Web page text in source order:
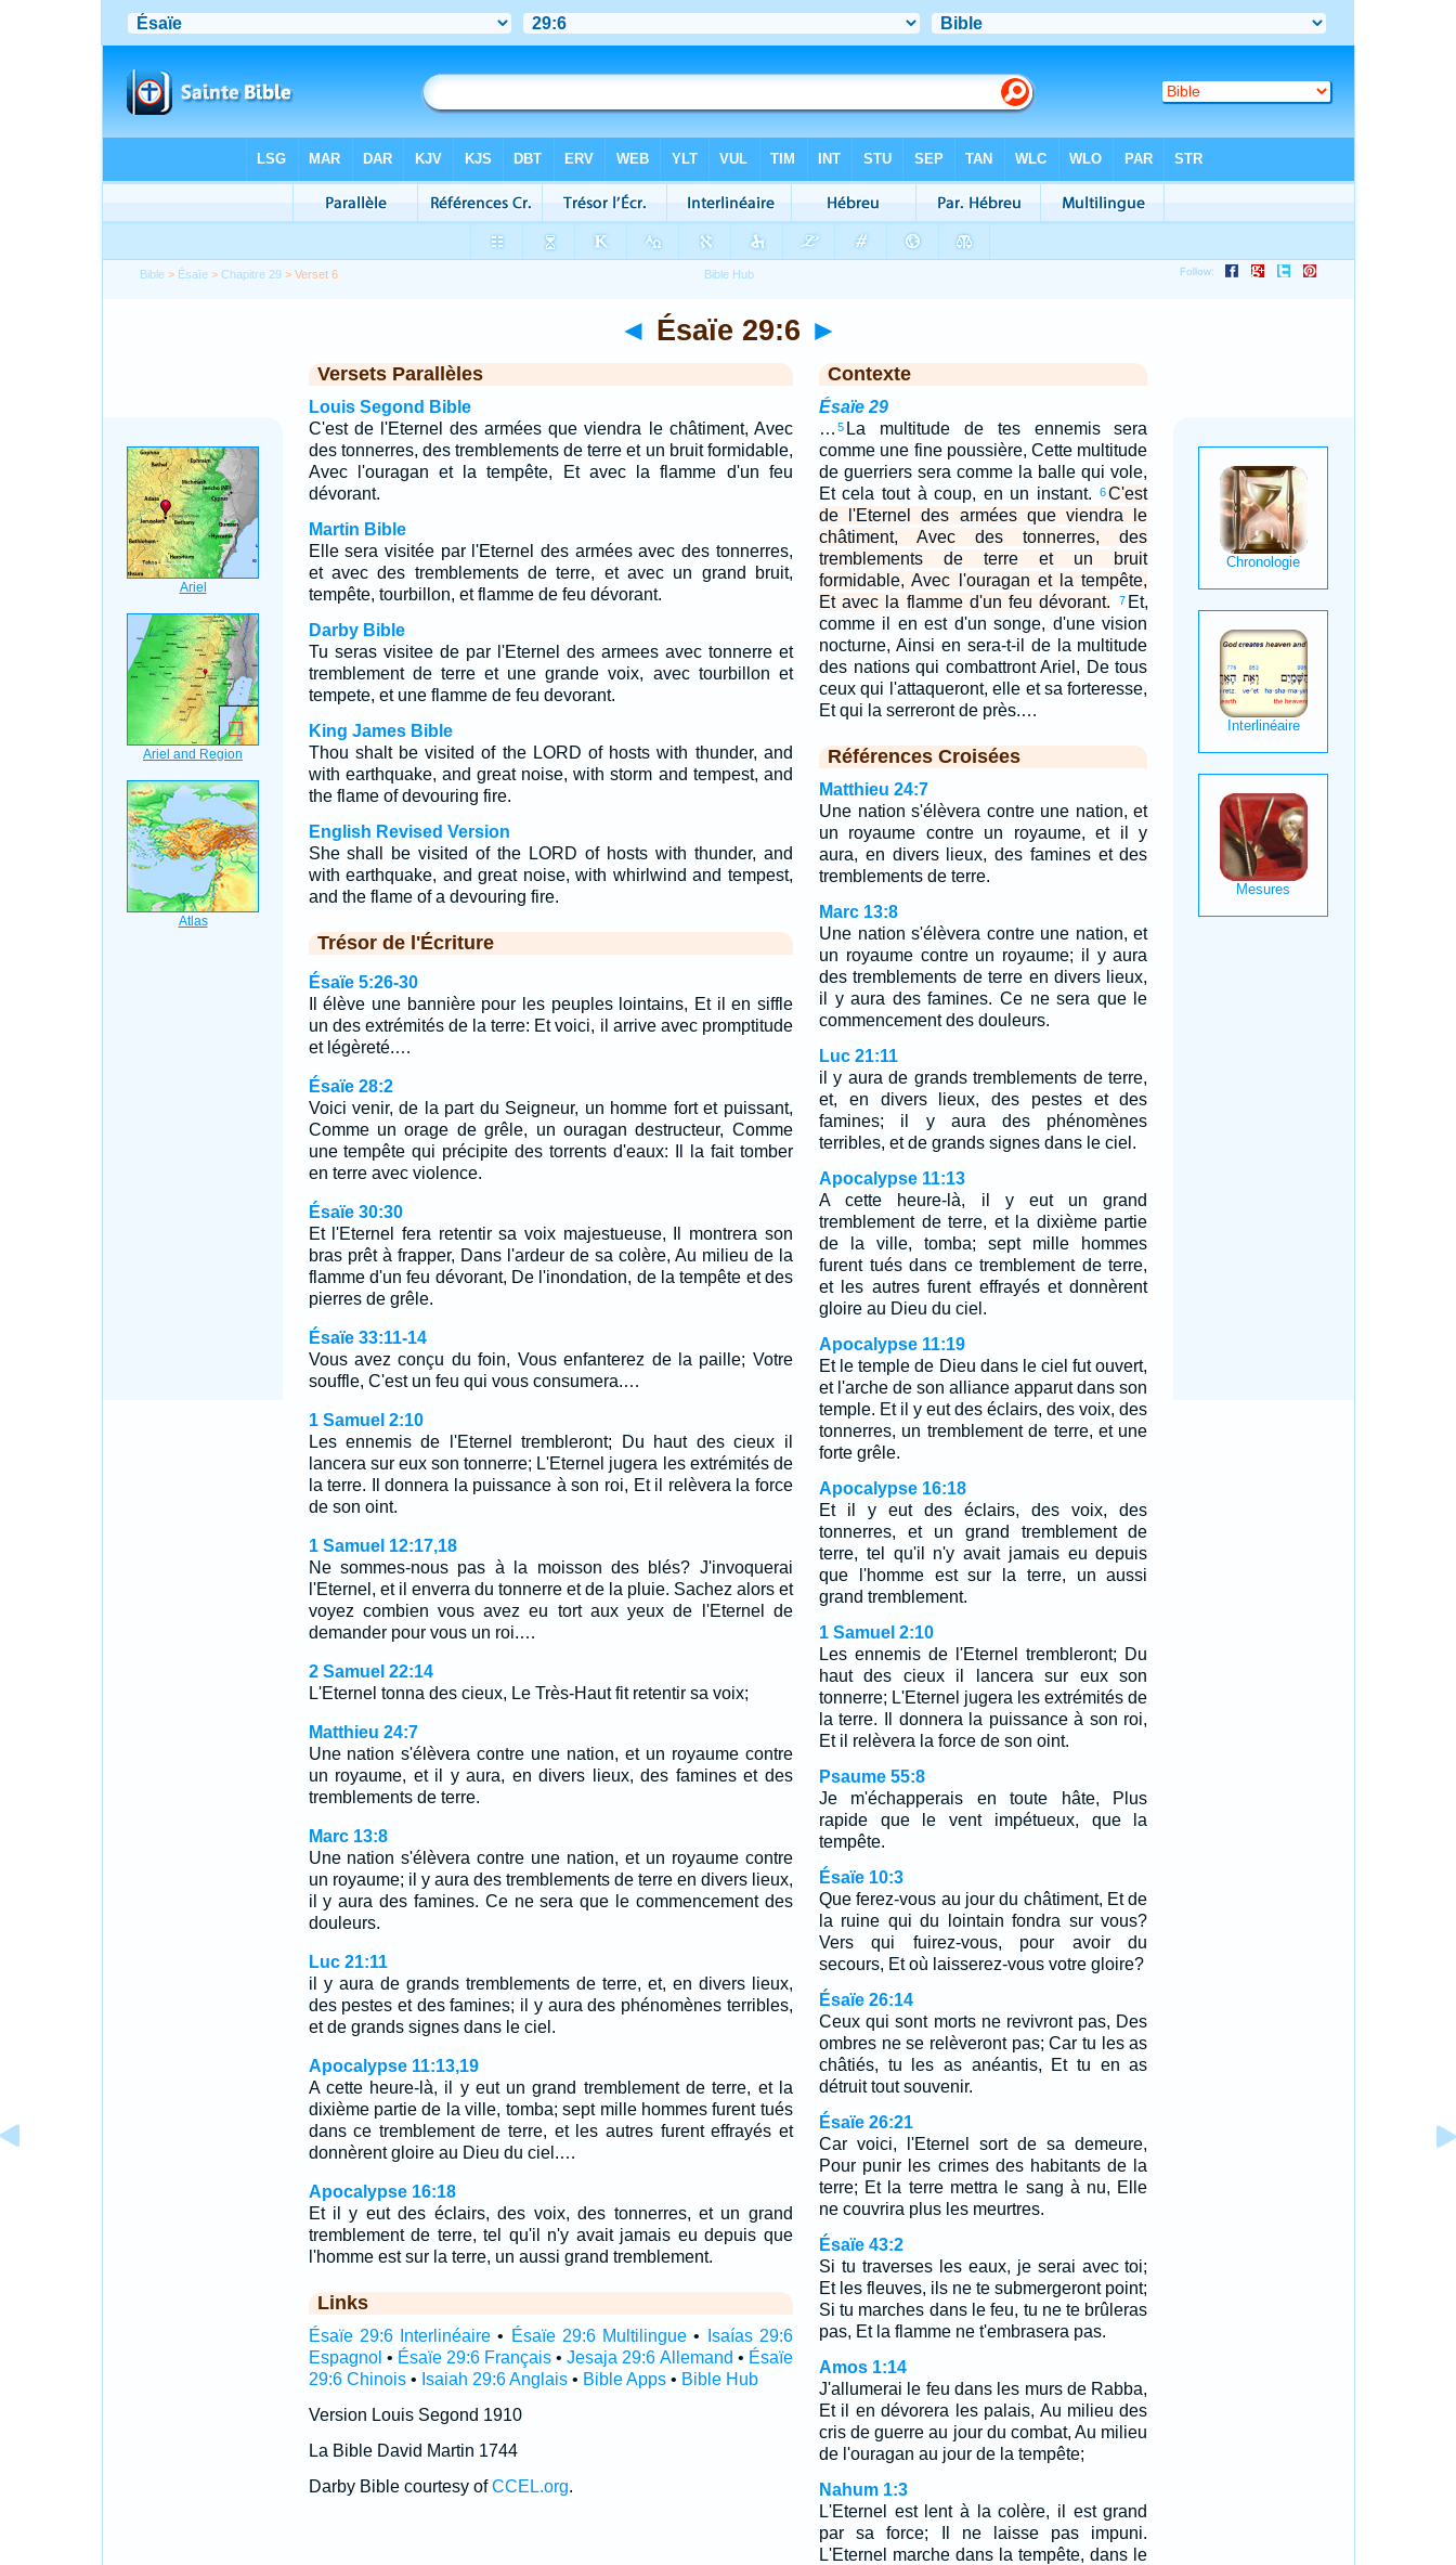
Bible > Ésaïe >Chapitre 29 > Verset 6
◄ Ésaïe 29:6 ►
Versets Parallèles
Louis Segond Bible
C'est de l'Eternel des armées que viendra le châtiment, Avec
des tonnerres, des tremblements de terre et un bruit formidable,
Avec l'ouragan et la tempête, Et avec la flamme d'un feu
dévorant.
Martin Bible
Elle sera visitée par l'Eternel des armées avec des tonnerres,
et avec des tremblements de terre, et avec un grand bruit,
tempête, tourbillon, et flamme de feu dévorant.
Darby Bible
Tu seras visitee de par l'Eternel des armees avec tonnerre et
tremblement de terre et une grande voix, avec tourbillon et
tempete, et une flamme de feu devorant.
King James Bible
Thou shalt be visited of the LORD of hosts with thunder, and
with earthquake, and great noise, with storm and tempest, and
the flame of devouring fire.
English Revised Version
She shall be visited of the LORD of hosts with thunder, and
with earthquake, and great noise, with whirlwind and tempest,
and the flame of a devouring fire.
Trésor de l'Écriture
Ésaïe 5:26-30
Il élève une bannière pour les peuples lointains, Et il en siffle
un des extrémités de la terre: Et voici, il arrive avec promptitude
et légèreté.…
Ésaïe 28:2
Voici venir, de la part du Seigneur, un homme fort et puissant,
Comme un orage de grêle, un ouragan destructeur, Comme
une tempête qui précipite des torrents d'eaux: Il la fait tomber
en terre avec violence.
Ésaïe 30:30
Et l'Eternel fera retentir sa voix majestueuse, Il montrera son
bras prêt à frapper, Dans l'ardeur de sa colère, Au milieu de la
flamme d'un feu dévorant, De l'inondation, de la tempête et des
pierres de grêle.
Ésaïe 33:11-14
Vous avez conçu du foin, Vous enfanterez de la paille; Votre
souffle, C'est un feu qui vous consumera.…
1 Samuel 2:10
Les ennemis de l'Eternel trembleront; Du haut des cieux il
lancera sur eux son tonnerre; L'Eternel jugera les extrémités de
la terre. Il donnera la puissance à son roi, Et il relèvera la force
de son oint.
1 Samuel 12:17,18
Ne sommes-nous pas à la moisson des blés? J'invoquerai
l'Eternel, et il enverra du tonnerre et de la pluie. Sachez alors et
voyez combien vous avez eu tort aux yeux de l'Eternel de
demander pour vous un roi.…
2 Samuel 22:14
L'Eternel tonna des cieux, Le Très-Haut fit retentir sa voix;
Matthieu 24:7
Une nation s'élèvera contre une nation, et un royaume contre
un royaume, et il y aura, en divers lieux, des famines et des
tremblements de terre.
Marc 13:8
Une nation s'élèvera contre une nation, et un royaume contre
un royaume; il y aura des tremblements de terre en divers lieux,
il y aura des famines. Ce ne sera que le commencement des
douleurs.
Luc 21:11
il y aura de grands tremblements de terre, et, en divers lieux,
des pestes et des famines; il y aura des phénomènes terribles,
et de grands signes dans le ciel.
Apocalypse 11:13,19
A cette heure-là, il y eut un grand tremblement de terre, et la
dixième partie de la ville, tomba; sept mille hommes furent tués
dans ce tremblement de terre, et les autres furent effrayés et
donnèrent gloire au Dieu du ciel.…
Apocalypse 16:18
Et il y eut des éclairs, des voix, des tonnerres, et un grand
tremblement de terre, tel qu'il n'y avait jamais eu depuis que
l'homme est sur la terre, un aussi grand tremblement.
Links
Ésaïe 29:6 Interlinéaire • Ésaïe 29:6 Multilingue •
Isaías 29:6
Espagnol • Ésaïe 29:6 Français •Jesaja 29:6 Allemand • Ésaïe
29:6 Chinois• Isaiah 29:6 Anglais• Bible Apps• Bible Hub
Version Louis Segond 1910
La Bible David Martin 1744
Darby Bible courtesy ofCCEL.org.
Contexte
Ésaïe 29
… 5 La multitude de tes ennemis sera
comme une fine poussière, Cette multitude
de guerriers sera comme la balle qui vole,
Et cela tout à coup, en un instant.
6 C'est
de l'Eternel des armées que viendra le
châtiment, Avec des tonnerres, des
tremblements de terre et un bruit
formidable, Avec l'ouragan et la tempête,
Et avec la flamme d'un feu dévorant.
7 Et,
comme il en est d'un songe, d'une vision
nocturne, Ainsi en sera-t-il de la multitude
des nations qui combattront Ariel, De tous
ceux qui l'attaqueront, elle et sa forteresse,
Et qui la serreront de près.…
Références Croisées
Matthieu 24:7
Une nation s'élèvera contre une nation, et
un royaume contre un royaume, et il y
aura, en divers lieux, des famines et des
tremblements de terre.
Marc 13:8
Une nation s'élèvera contre une nation, et
un royaume contre un royaume; il y aura
des tremblements de terre en divers lieux,
il y aura des famines. Ce ne sera que le
commencement des douleurs.
Luc 21:11
il y aura de grands tremblements de terre,
et, en divers lieux, des pestes et des
famines; il y aura des phénomènes
terribles, et de grands signes dans le ciel.
Apocalypse 11:13
A cette heure-là, il y eut un grand
tremblement de terre, et la dixième partie
de la ville, tomba; sept mille hommes
furent tués dans ce tremblement de terre,
et les autres furent effrayés et donnèrent
gloire au Dieu du ciel.
Apocalypse 11:19
Et le temple de Dieu dans le ciel fut ouvert,
et l'arche de son alliance apparut dans son
temple. Et il y eut des éclairs, des voix, des
tonnerres, un tremblement de terre, et une
forte grêle.
Apocalypse 16:18
Et il y eut des éclairs, des voix, des
tonnerres, et un grand tremblement de
terre, tel qu'il n'y avait jamais eu depuis
que l'homme est sur la terre, un aussi
grand tremblement.
1 Samuel 2:10
Les ennemis de l'Eternel trembleront; Du
haut des cieux il lancera sur eux son
tonnerre; L'Eternel jugera les extrémités de
la terre. Il donnera la puissance à son roi,
Et il relèvera la force de son oint.
Psaume 55:8
Je m'échapperais en toute hâte, Plus
rapide que le vent impétueux, que la
tempête.
Ésaïe 10:3
Que ferez-vous au jour du châtiment, Et de
la ruine qui du lointain fondra sur vous?
Vers qui fuirez-vous, pour avoir du
secours, Et où laisserez-vous votre gloire?
Ésaïe 26:14
Ceux qui sont morts ne revivront pas, Des
ombres ne se relèveront pas; Car tu les as
châtiés, tu les as anéantis, Et tu en as
détruit tout souvenir.
Ésaïe 26:21
Car voici, l'Eternel sort de sa demeure,
Pour punir les crimes des habitants de la
terre; Et la terre mettra le sang à nu, Elle
ne couvrira plus les meurtres.
Ésaïe 43:2
Si tu traverses les eaux, je serai avec toi;
Et les fleuves, ils ne te submergeront point;
Si tu marches dans le feu, tu ne te brûleras
pas, Et la flamme ne t'embrasera pas.
Amos 1:14
J'allumerai le feu dans les murs de Rabba,
Et il en dévorera les palais, Au milieu des
cris de guerre au jour du combat, Au milieu
de l'ouragan au jour de la tempête;
Nahum 1:3
L'Eternel est lent à la colère, il est grand
par sa force; Il ne laisse pas impuni.
L'Eternel marche dans la tempête, dans le